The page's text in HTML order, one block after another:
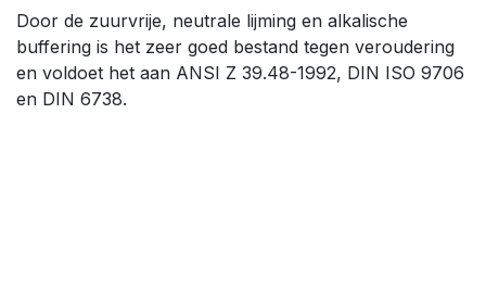
Door de zuurvrije, neutrale lijming en alkalische
buffering is het zeer goed bestand tegen veroudering
en voldoet het aan ANSI Z 39.48-1992, DIN ISO 9706
en DIN 6738.